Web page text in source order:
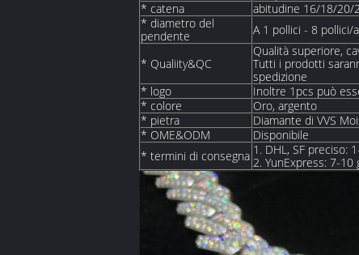
* catena
abitudine 16/18/20/
* diametro del
pendente
A 1 pollici - 8 pollici/
* Qualiity&QC
Qualità superiore,
Tutti i prodotti
spedizione
* logo
Inoltre 1pcs può
* colore
Oro, argento
* pietra
Diamante di VVS
* OME&ODM
Disponibile
* termini di consegna 1. DHL, SF preciso:
2. YunExpress: 7-10